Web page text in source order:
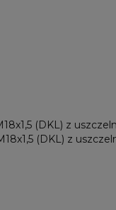
(DKL) z
(DKL) z